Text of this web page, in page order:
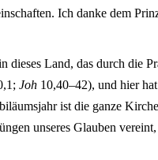
Ich danke dem
Land, das durch die
Joh 10,40–42), und hier
ist die ganze
unseres Glauben